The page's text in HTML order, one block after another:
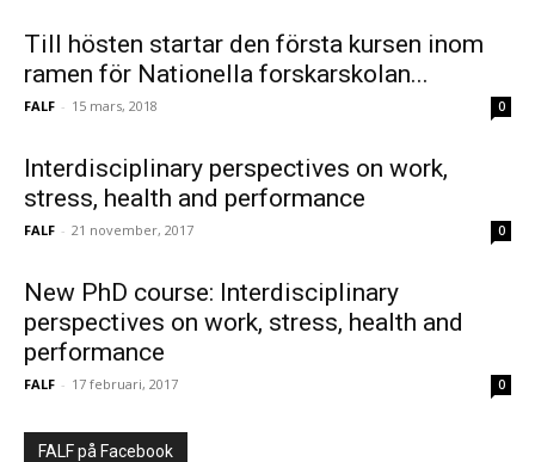
Till hösten startar den första kursen inom
ramen för Nationella forskarskolan...
FALF - 15 mars, 2018 0
Interdisciplinary perspectives on work,
stress, health and performance
FALF - 21 november, 2017 0
New PhD course: Interdisciplinary
perspectives on work, stress, health and
performance
FALF - 17 februari, 2017 0
FALF på Facebook